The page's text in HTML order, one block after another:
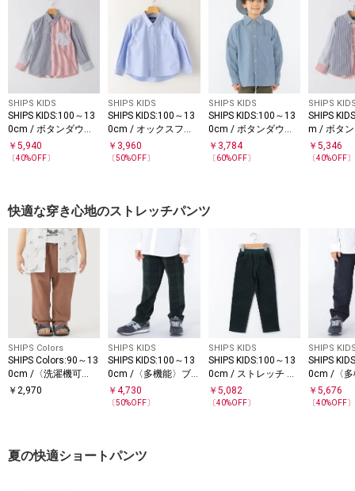
SHIPS KIDS
SHIPS KIDS:100～13
0cm / ボタンダウン
シャツ
￥ 5,940
〔40%OFF〕
SHIPS KIDS
SHIPS KIDS:100～13
0cm / オックスフォ
ード ボタンダウン シ
ャツ
￥ 3,960
〔50%OFF〕
SHIPS KIDS
SHIPS KIDS:100～13
0cm / ボタンダウン
リラックス 長袖 シャ
ツ
￥ 3,784
〔60%OFF〕
SHIPS
SHIPS
m / ボタ
ャツ
￥5,346
〔40%OFF〕
快適な穿き心地のストレッチパンツ
SHIPS Colors
SHIPS Colors:90～13
0cm /〈洗濯機可
能〉2WAYストレッチ
￥ 2,970
SHIPS KIDS
SHIPS KIDS:100～13
0cm /〈多機能〉ブ
ラックウォッチ スト
レッチ パンツ
￥4,730
〔50%OFF〕
SHIPS KIDS
SHIPS KIDS:100～13
0cm / ストレッチ コ
ーデュロイ パンツ
￥ 5,082
〔40%OFF〕
SHIPS
SHIPS
0cm /〈多
イビー ス
ンツ
￥5,676
〔40%OFF〕
夏の快適ショートパンツ